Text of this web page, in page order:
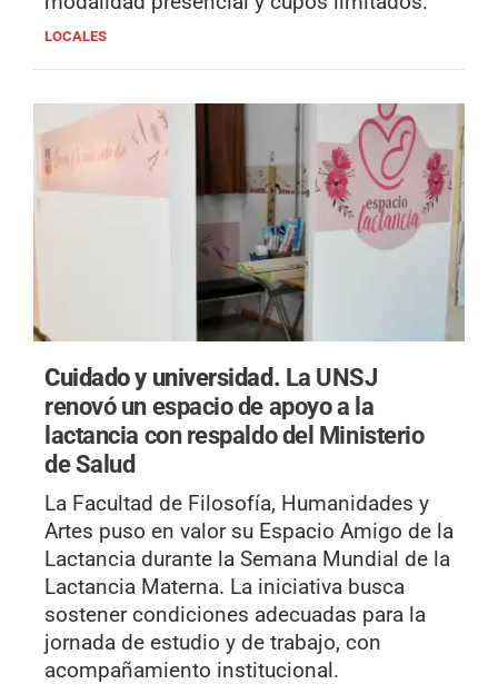
LOCALES
Cuidado y universidad. La UNSJ
renovó un espacio de apoyo a la
lactancia con respaldo del Ministerio
de Salud
La Facultad de Filosofía, Humanidades y
Artes puso en valor su Espacio Amigo de la
Lactancia durante la Semana Mundial de la
Lactancia Materna. La iniciativa busca
sostener condiciones adecuadas para la
jornada de estudio y de trabajo, con
acompañamiento institucional.